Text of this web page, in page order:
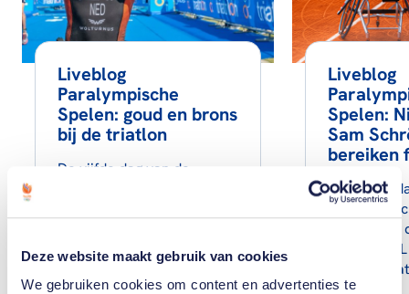
Deze website maakt gebruik van cookies
We gebruiken cookies om content en advertenties te
Liveblog
Paralympische
Spelen: goud en brons
bij de triatlon
De vijfde dag van de
met resultaten, reacties,…
Liveblog
Spelen:
Sam
bereiken
De vierde
Parijs.
van
met